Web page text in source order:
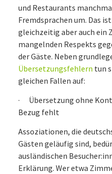
und Restaurants
Fremdsprachen um. Das
gleichzeitig aber auch ein
mangelnden Respekts
der Gäste. Neben
Übersetzungsfehlern tun
gleichen Fallen auf:
· Übersetzung ohne
Bezug fehlt
Assoziationen, die
Gästen geläufig sind,
ausländischen
Erklärung. Wer etwa